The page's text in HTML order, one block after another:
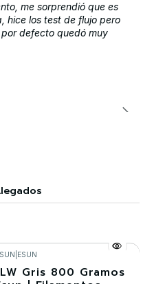
me sorprendió que es
hice los test de flujo pero
defecto quedó muy
ESUN
Gris 800 Gramos